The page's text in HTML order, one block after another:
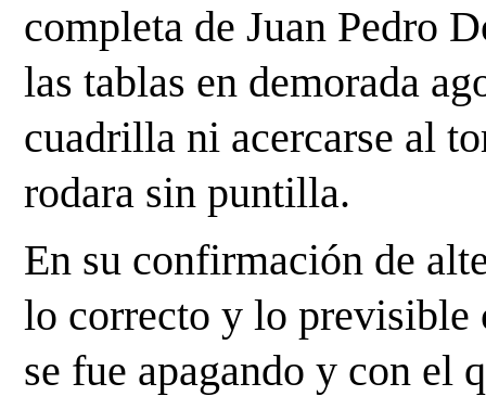
completa de Juan Pedro
las tablas en demorada
cuadrilla ni acercarse al
rodara sin puntilla.
En su confirmación de
lo correcto y lo previsible
se fue apagando y con el